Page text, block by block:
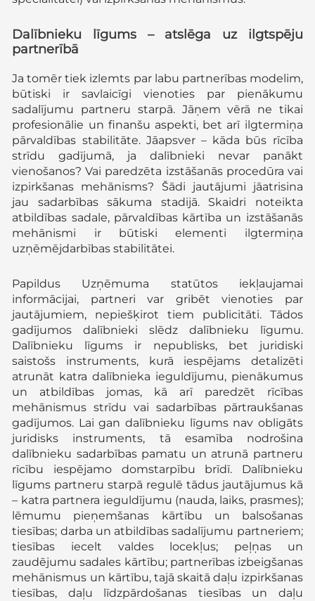
Dalībnieku līgums – atslēga uz ilgtspēju
partnerībā
Ja tomēr tiek izlemts par labu partnerības modelim,
būtiski ir savlaicīgi vienoties par pienākumu
sadalījumu partneru starpā. Jāņem vērā ne tikai
profesionālie un finanšu aspekti, bet arī ilgtermiņa
pārvaldības stabilitāte. Jāapsver – kāda būs rīcība
strīdu gadījumā, ja dalībnieki nevar panākt
vienošanos? Vai paredzēta izstāšanās procedūra vai
izpirkšanas mehānisms? Šādi jautājumi jāatrisina
jau sadarbības sākuma stadijā. Skaidri noteikta
atbildības sadale, pārvaldības kārtība un izstāšanās
mehānismi ir būtiski elementi ilgtermiņa
uzņēmējdarbības stabilitātei.
Papildus Uzņēmuma statūtos iekļaujamai
informācijai, partneri var gribēt vienoties par
jautājumiem, nepiešķirot tiem publicitāti. Tādos
gadījumos dalībnieki slēdz dalībnieku līgumu.
Dalībnieku līgums ir nepublisks, bet juridiski
saistošs instruments, kurā iespējams detalizēti
atrunāt katra dalībnieka ieguldījumu, pienākumus
un atbildības jomas, kā arī paredzēt rīcības
mehānismus strīdu vai sadarbības pārtraukšanas
gadījumos. Lai gan dalībnieku līgums nav obligāts
juridisks instruments, tā esamība nodrošina
dalībnieku sadarbības pamatu un atrunā partneru
rīcību iespējamo domstarpību brīdī. Dalībnieku
līgums partneru starpā regulē tādus jautājumus kā
– katra partnera ieguldījumu (nauda, laiks, prasmes);
lēmumu pieņemšanas kārtību un balsošanas
tiesības; darba un atbildības sadalījumu partneriem;
tiesības iecelt valdes locekļus; peļņas un
zaudējumu sadales kārtību; partnerības izbeigšanas
mehānismus un kārtību, tajā skaitā daļu izpirkšanas
tiesības, daļu līdzpārdošanas tiesības un daļu